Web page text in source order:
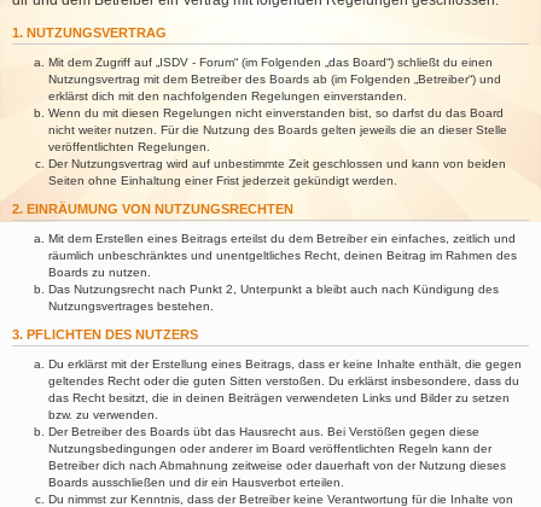
1. NUTZUNGSVERTRAG
Mit dem Zugriff auf „ISDV - Forum“ (im Folgenden „das Board“) schließt du einen
Nutzungsvertrag mit dem Betreiber des Boards ab (im Folgenden „Betreiber“) und
erklärst dich mit den nachfolgenden Regelungen einverstanden.
Wenn du mit diesen Regelungen nicht einverstanden bist, so darfst du das Board
nicht weiter nutzen. Für die Nutzung des Boards gelten jeweils die an dieser Stelle
veröffentlichten Regelungen.
Der Nutzungsvertrag wird auf unbestimmte Zeit geschlossen und kann von beiden
Seiten ohne Einhaltung einer Frist jederzeit gekündigt werden.
2. EINRÄUMUNG VON NUTZUNGSRECHTEN
Mit dem Erstellen eines Beitrags erteilst du dem Betreiber ein einfaches, zeitlich und
räumlich unbeschränktes und unentgeltliches Recht, deinen Beitrag im Rahmen des
Boards zu nutzen.
Das Nutzungsrecht nach Punkt 2, Unterpunkt a bleibt auch nach Kündigung des
Nutzungsvertrages bestehen.
3. PFLICHTEN DES NUTZERS
Du erklärst mit der Erstellung eines Beitrags, dass er keine Inhalte enthält, die gegen
geltendes Recht oder die guten Sitten verstoßen. Du erklärst insbesondere, dass du
das Recht besitzt, die in deinen Beiträgen verwendeten Links und Bilder zu setzen
bzw. zu verwenden.
Der Betreiber des Boards übt das Hausrecht aus. Bei Verstößen gegen diese
Nutzungsbedingungen oder anderer im Board veröffentlichten Regeln kann der
Betreiber dich nach Abmahnung zeitweise oder dauerhaft von der Nutzung dieses
Boards ausschließen und dir ein Hausverbot erteilen.
Du nimmst zur Kenntnis, dass der Betreiber keine Verantwortung für die Inhalte von